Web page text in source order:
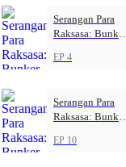
Serangan Para
Raksasa: Bunker
EP 4
Serangan Para
Raksasa: Bunker
EP 10